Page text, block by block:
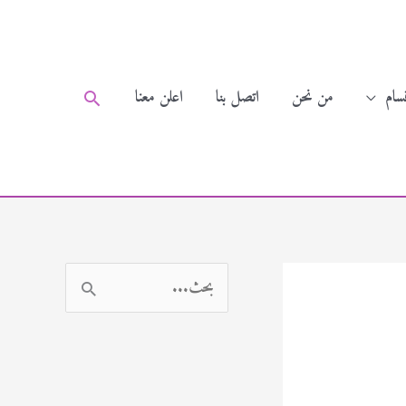
من نحن اتصل بنا اعلن معنا البحث
ل